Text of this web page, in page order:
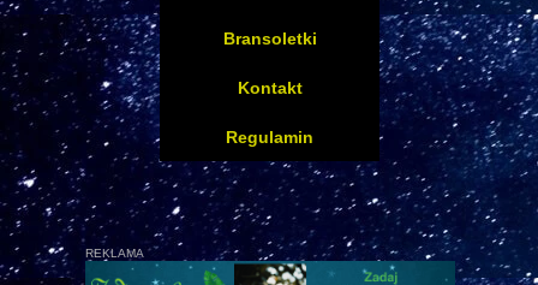
Bransoletki
Kontakt
Regulamin
REKLAMA